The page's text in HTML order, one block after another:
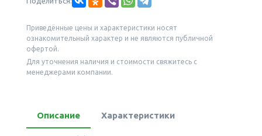
Приведённые цены и характеристики носят
ознакомительный характер и не являются публичной
офертой.
Для уточнения наличия и стоимости свяжитесь с
менеджерами компании.
Описание Характеристики